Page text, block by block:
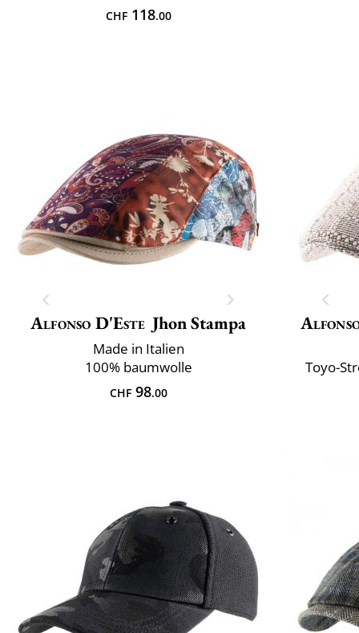
CHF118.00
Alfonso D'Este Jhon Stampa
Made in Italien
100% baumwolle
CHF98.00
Toyo-